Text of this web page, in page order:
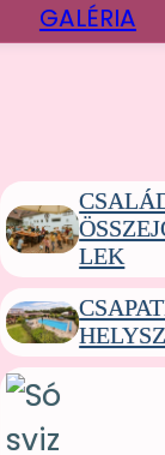
GALÉRIA
LEK